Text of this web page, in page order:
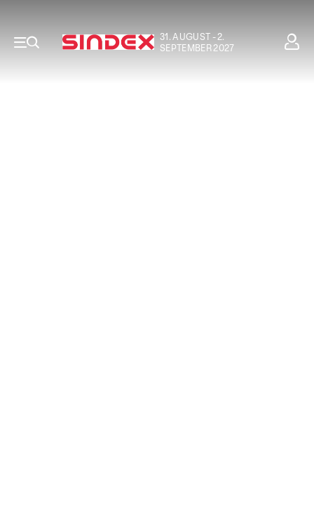
31. AUGUST - 2.
SEPTEMBER 2027